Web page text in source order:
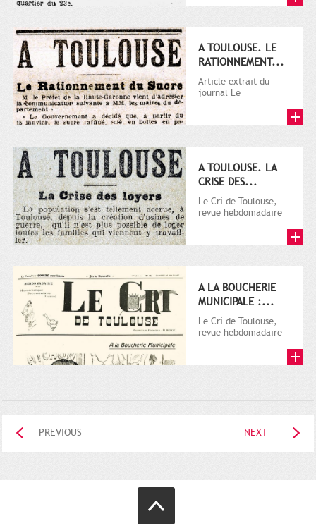
A TOULOUSE. LE
RATIONNEMENT...
Article extrait du
journal Le
A TOULOUSE. LA
CRISE DES...
Le Cri de Toulouse,
revue hebdomadaire
A LA BOUCHERIE
MUNICIPALE :...
Le Cri de Toulouse,
revue hebdomadaire
PREVIOUS NEXT